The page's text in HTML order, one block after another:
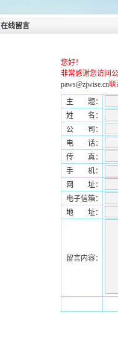
在线留言
您好！
非常感谢您访问
paws@zjwise.cn联
主 题：
姓 名：
公 司：
电 话：
传 真：
手 机：
网 址：
电子信箱：
地 址：
留言内容：